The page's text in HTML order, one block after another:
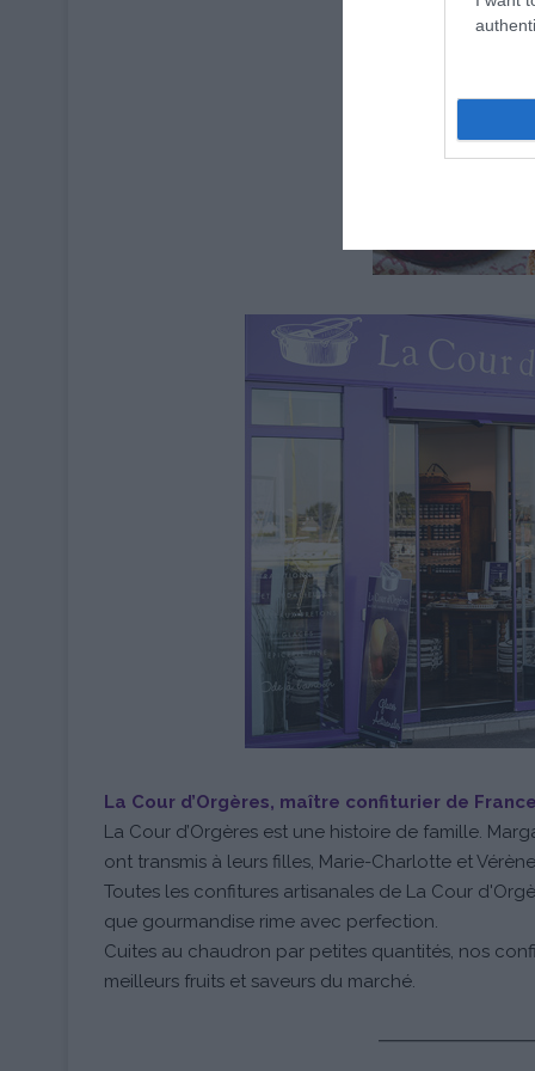
La Cour d’Orgères, maître confiturier de France
La Cour d’Orgères est une histoire de famille.
ont transmis à leurs filles, Marie-Charlotte et
Toutes les confitures artisanales de La Cour
que gourmandise rime avec perfection.
Cuites au chaudron par petites quantités, nos
meilleurs fruits et saveurs du marché.